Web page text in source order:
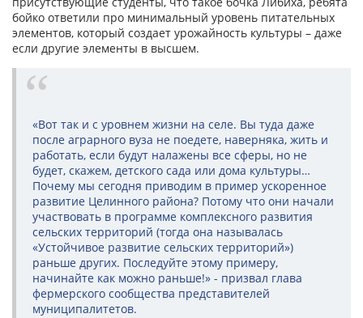
бойко ответили про минимальный уровень питательных
элементов, который создает урожайность культуры – даже
если другие элементы в высшем.
«Вот так и с уровнем жизни на селе. Вы туда даже
после аграрного вуза не поедете, наверняка, жить и
работать, если будут налажены все сферы, но не
будет, скажем, детского сада или дома культуры…
Почему мы сегодня приводим в пример ускоренное
развитие Целинного района? Потому что они начали
участвовать в программе комплексного развития
сельских территорий (тогда она называлась
«Устойчивое развитие сельских территорий»)
раньше других. Последуйте этому примеру,
начинайте как можно раньше!» - призвал глава
фермерского сообщества представителей
муниципалитетов.